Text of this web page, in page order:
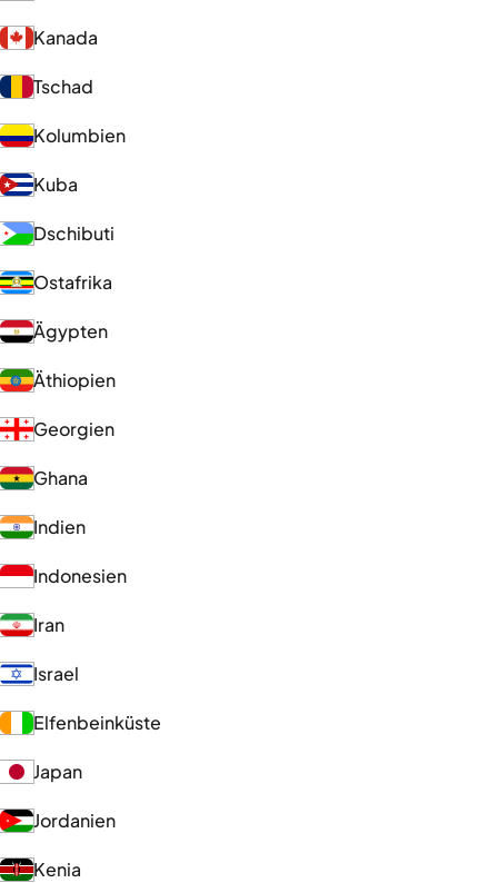
Kanada
Tschad
Kolumbien
Kuba
Dschibuti
Ostafrika
Ägypten
Äthiopien
Georgien
Ghana
Indien
Indonesien
Iran
Israel
Elfenbeinküste
Japan
Jordanien
Kenia